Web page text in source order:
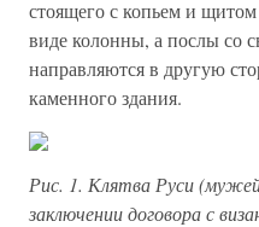
стоящего с копьем и
виде колонны, а послы со
направляются в другую
каменного здания.
Рис. 1. Клятва Руси
заключении договора с